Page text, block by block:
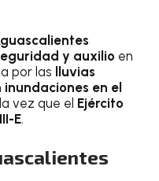
y auxilio en
por las lluvias
en el
vez que el Ejército
E.